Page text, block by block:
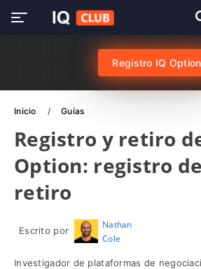
Registro IQ Option
Inicio Guías
Registro y retiro
Option: registro
retiro
Escrito por
Nathan
Cole
Investigador de plataformas de